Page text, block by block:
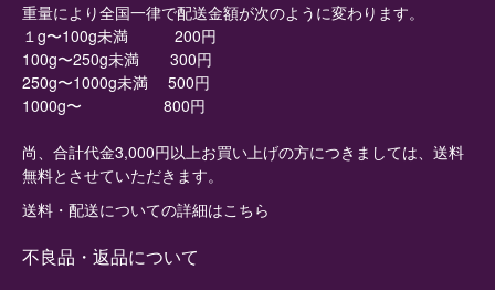
重量により全国一律で配送金額が次のように変わります。
１g〜100g未満 200円
100g〜250g未満 300円
250g〜1000g未満 500円
1000g〜 800円
尚、合計代金3,000円以上お買い上げの方につきましては、送料
無料とさせていただきます。
送料・配送についての詳細はこちら
不良品・返品について